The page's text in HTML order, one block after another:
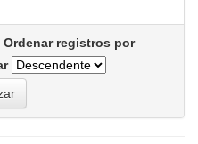
Ordenar registros por